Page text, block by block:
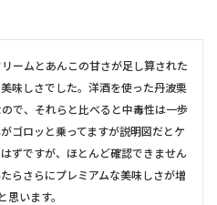
ームとあんこの甘さが足し算された
味しさでした。洋酒を使った丹波栗
で、それらと比べると中毒性は一歩
ゴロッと乗ってますが説明図だとケ
ずですが、ほとんど確認できません
らさらにプレミアムな美味しさが増
います。